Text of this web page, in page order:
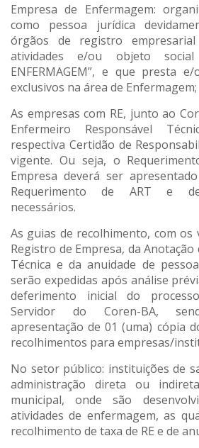
Empresa de Enfermagem:
como pessoa jurídica
órgãos de registro
atividades e/ou objeto social
ENFERMAGEM”, e que presta
exclusivos na área de Enfermagem;
As empresas com RE, junto ao
Enfermeiro Responsável
respectiva Certidão de
vigente. Ou seja, o
Empresa deverá ser
Requerimento de ART e
necessários.
As guias de recolhimento, com os
Registro de Empresa, da Anotação
Técnica e da anuidade de
serão expedidas após análise
deferimento inicial do
Servidor do Coren-BA,
apresentação de 01 (uma) cópia
recolhimentos para empresas/
No setor público: instituições de
administração direta ou
municipal, onde são
atividades de enfermagem, as
recolhimento de taxa de RE e de